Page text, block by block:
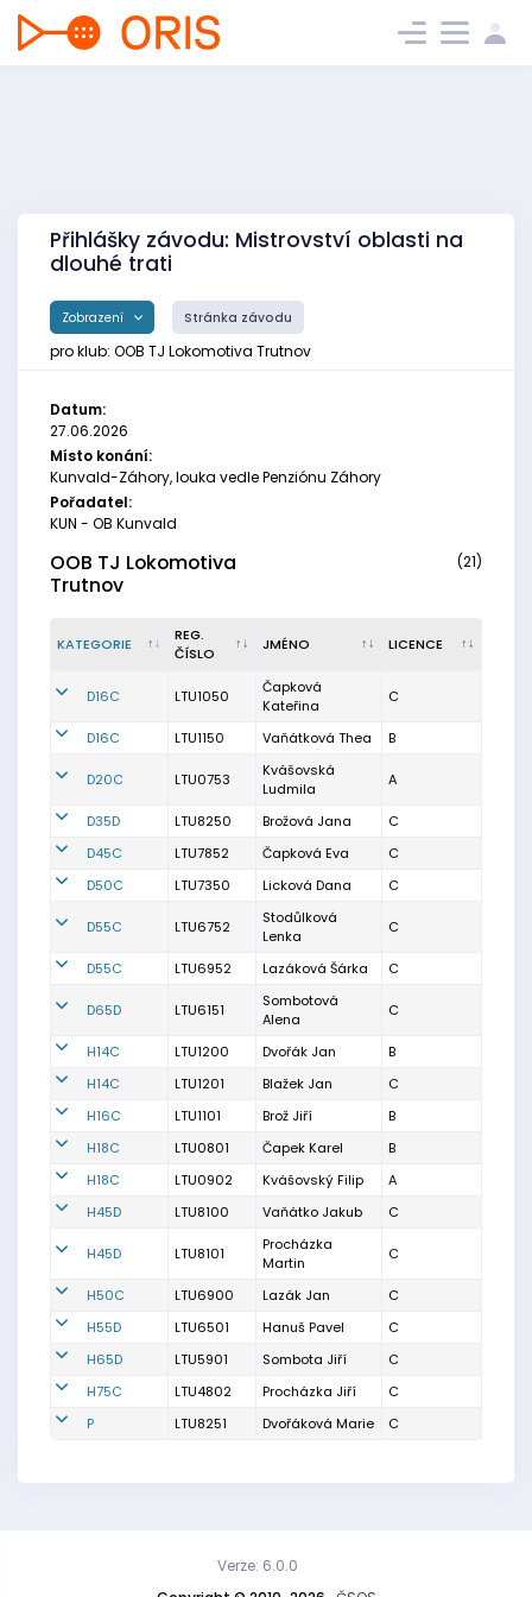
Přihlášky závodu: Mistrovství oblasti na
dlouhé trati
Zobrazení Stránka závodu
pro klub: OOB TJ Lokomotiva Trutnov
Datum:
27.06.2026
Místo konání:
Kunvald-Záhory, louka vedle Penziónu Záhory
Pořadatel:
KUN - OB Kunvald
OOB TJ Lokomotiva
Trutnov
(21)
KATEGORIE
REG.
ČÍSLO
JMÉNO LICENCE
D16C LTU1050
Čapková
Kateřina
C
D16C LTU1150 Vaňátková Thea B
D20C LTU0753
Kvášovská
Ludmila
A
D35D LTU8250 Brožová Jana
C
D45C
LTU7852 Čapková Eva
C
D50C
LTU7350 Licková Dana C
D55C LTU6752
Stodůlková
Lenka
C
D55C LTU6952 Lazáková Šárka C
D65D LTU6151
Sombotová
Alena
C
H14C LTU1200 Dvořák Jan
B
H14C
LTU1201 Blažek Jan
C
H16C
LTU1101 Brož Jiří
B
H18C
LTU0801 Čapek Karel
B
H18C
LTU0902 Kvášovský Filip
A
H45D
LTU8100 Vaňátko Jakub C
H45D LTU8101
Procházka
Martin
C
H50C LTU6900 Lazák Jan
C
H55D
LTU6501 Hanuš Pavel
C
H65D
LTU5901 Sombota Jiří
C
H75C
LTU4802 Procházka Jiří
C
P
LTU8251 Dvořáková Marie C
Verze: 6.0.0